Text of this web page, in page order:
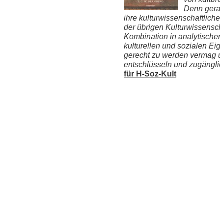
Denn
ihre
der übrigen
Kombination in
kulturellen und sozialen
gerecht zu werden vermag
entschlüsseln und
für H-Soz-Kult